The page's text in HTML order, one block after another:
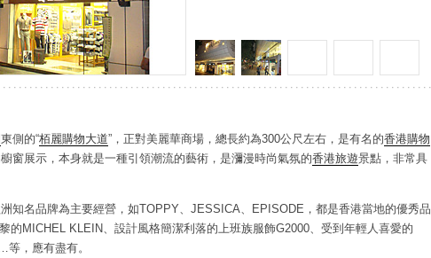
東側的“栢麗購物大道”，正對美麗華商場，總長約為300公尺左右，是有名的香港購物
窗展示，本身就是一種引領潮流的藝術，是瀰漫時尚氣氛的香港旅遊景點，非常具
知名品牌為主要經營，如TOPPY、JESSICA、EPISODE，都是香港當地的優秀品
的MICHEL KLEIN、設計風格簡潔利落的上班族服飾G2000、受到年輕人喜愛的
，應有盡有。